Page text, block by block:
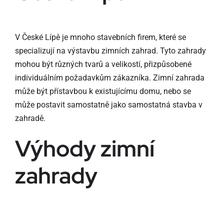
V České Lípě je mnoho stavebních firem, které se
specializují na výstavbu zimních zahrad. Tyto zahrady
mohou být různých tvarů a velikostí, přizpůsobené
individuálním požadavkům zákazníka. Zimní zahrada
může být přístavbou k existujícímu domu, nebo se
může postavit samostatně jako samostatná stavba v
zahradě.
Výhody zimní
zahrady